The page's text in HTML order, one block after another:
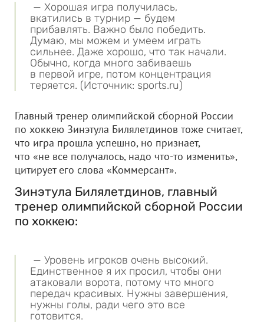
— Хорошая игра получилась,
вкатились в турнир — будем
прибавлять. Важно было победить.
Думаю, мы можем и умеем играть
сильнее. Даже хорошо, что так начали.
Обычно, когда много забиваешь
в первой игре, потом концентрация
теряется. (Источник: sports.ru)
Главный тренер олимпийской сборной России
по хоккею Зинэтула Билялетдинов тоже считает,
что игра прошла успешно, но признает,
что «не все получалось, надо что-то изменить»,
цитирует его слова «Коммерсант».
Зинэтула Билялетдинов, главный
тренер олимпийской сборной России
по хоккею:
— Уровень игроков очень высокий.
Единственное я их просил, чтобы они
атаковали ворота, потому что много
передач красивых. Нужны завершения,
нужны голы, ради чего это все
готовится.